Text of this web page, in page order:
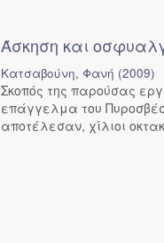
Άσκηση και
Κατσαβούνη, Φανή (2009)
Σκοπός της παρούσας
επάγγελμα του
αποτέλεσαν, χίλιοι